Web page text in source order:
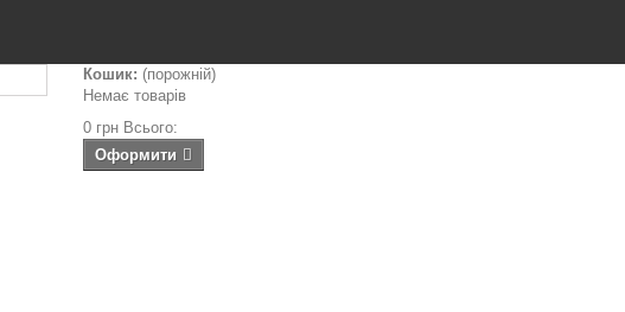
Кошик: (порожній)
Немає товарів
0 грн Всього:
Оформити